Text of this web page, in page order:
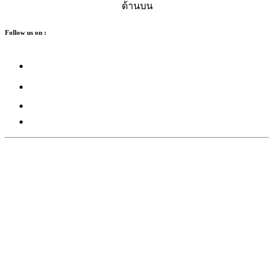
ด้านบน
Follow us on :